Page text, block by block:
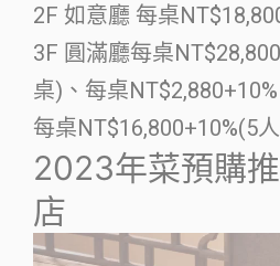
2F 如意廳 每桌
3F 圓滿廳每桌
桌)、每桌NT$2,880+10%
每桌NT$16,800+10%(5
2023年菜預購
店